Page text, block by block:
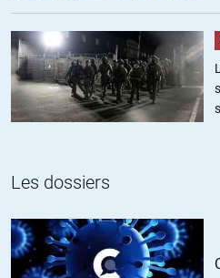
Duracuir//03.11.2018 à
Comme pour l’Ukraine, on a « les
le « régime pro-otan » ou « les
Babar//03.11.2018 à 17h03
« Les Saoudiens pourraient fournir à
Les dossiers